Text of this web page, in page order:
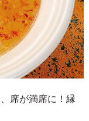
席が満席に！縁